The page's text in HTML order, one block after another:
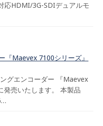
応HDMI/3G-SDIデュアルモ
『Maevex 7100シリーズ』
グエンコーダー 『Maevex
発売いたします。 本製品